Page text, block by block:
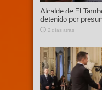
Alcalde de El
detenido por
2 días atras